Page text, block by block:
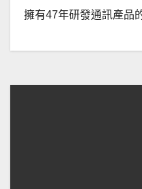
擁有47年研發通訊產品